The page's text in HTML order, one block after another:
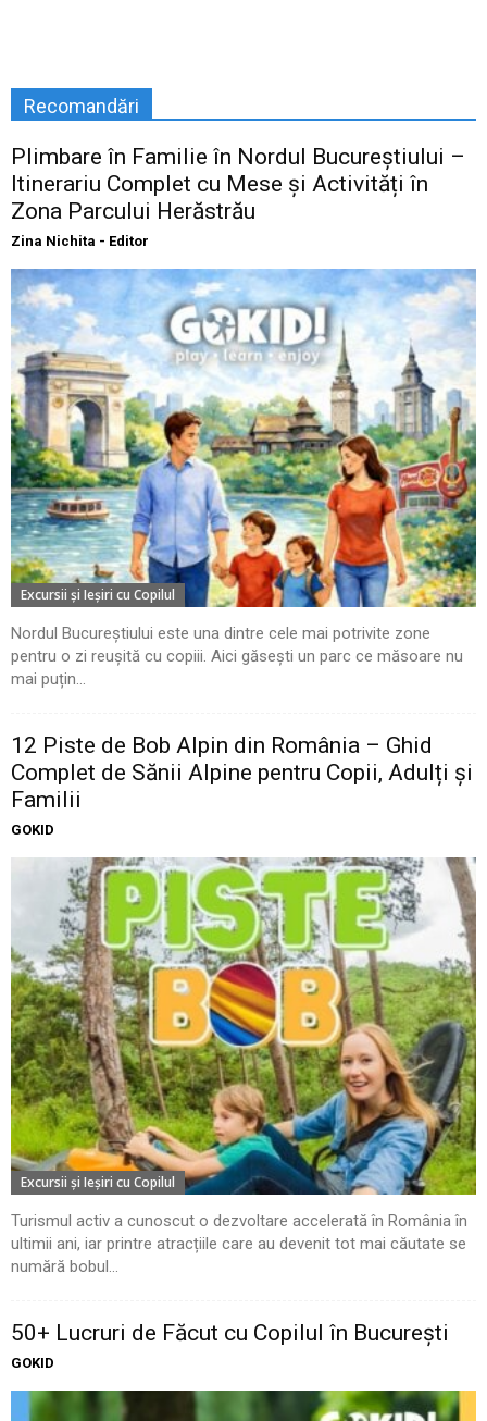
Recomandări
Plimbare în Familie în Nordul Bucureștiului –
Itinerariu Complet cu Mese și Activități în
Zona Parcului Herăstrău
Zina Nichita - Editor
Excursii şi Ieşiri cu Copilul
Nordul Bucureștiului este una dintre cele mai potrivite zone
pentru o zi reușită cu copiii. Aici găsești un parc ce măsoare nu
mai puțin...
12 Piste de Bob Alpin din România – Ghid
Complet de Sănii Alpine pentru Copii, Adulți și
Familii
GOKID
Excursii şi Ieşiri cu Copilul
Turismul activ a cunoscut o dezvoltare accelerată în România în
ultimii ani, iar printre atracțiile care au devenit tot mai căutate se
numără bobul...
50+ Lucruri de Făcut cu Copilul în București
GOKID